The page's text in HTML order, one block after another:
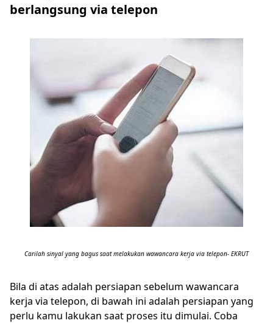
berlangsung via telepon
Carilah sinyal yang bagus saat melakukan wawancara kerja via telepon- EKRUT
Bila di atas adalah persiapan sebelum wawancara
kerja via telepon, di bawah ini adalah persiapan yang
perlu kamu lakukan saat proses itu dimulai. Coba